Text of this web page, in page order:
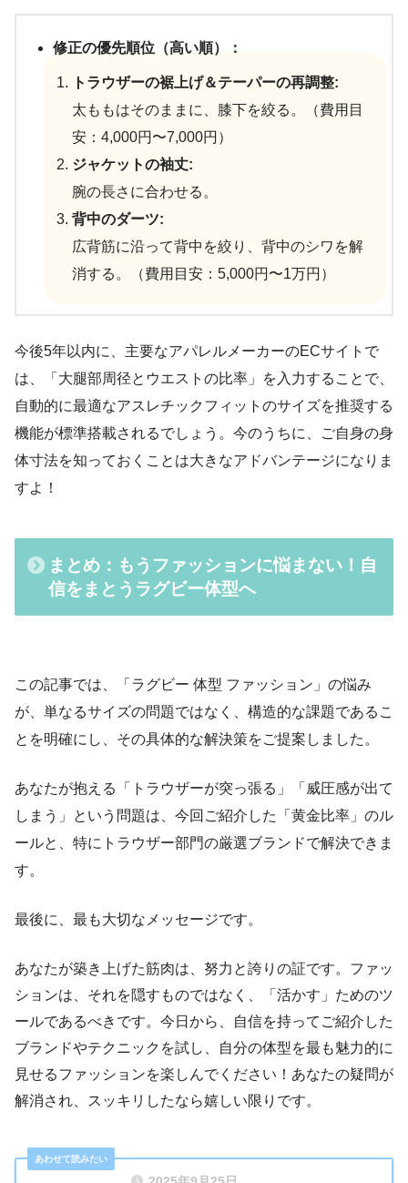
修正の優先順位（高い順）：
トラウザーの裾上げ＆テーパーの再調整:
太ももはそのままに、膝下を絞る。（費用目
安：4,000円〜7,000円）
ジャケットの袖丈:
腕の長さに合わせる。
背中のダーツ:
広背筋に沿って背中を絞り、背中のシワを解
消する。（費用目安：5,000円〜1万円）
今後5年以内に、主要なアパレルメーカーのECサイトで
は、「大腿部周径とウエストの比率」を入力することで、
自動的に最適なアスレチックフィットのサイズを推奨する
機能が標準搭載されるでしょう。今のうちに、ご自身の身
体寸法を知っておくことは大きなアドバンテージになりま
すよ！
まとめ：もうファッションに悩まない！自
信をまとうラグビー体型へ
この記事では、「ラグビー 体型 ファッション」の悩み
が、単なるサイズの問題ではなく、構造的な課題であるこ
とを明確にし、その具体的な解決策をご提案しました。
あなたが抱える「トラウザーが突っ張る」「威圧感が出て
しまう」という問題は、今回ご紹介した「黄金比率」のル
ールと、特にトラウザー部門の厳選ブランドで解決できま
す。
最後に、最も大切なメッセージです。
あなたが築き上げた筋肉は、努力と誇りの証です。ファッ
ションは、それを隠すものではなく、「活かす」ためのツ
ールであるべきです。今日から、自信を持ってご紹介した
ブランドやテクニックを試し、自分の体型を最も魅力的に
見せるファッションを楽しんでください！あなたの疑問が
解消され、スッキリしたなら嬉しい限りです。